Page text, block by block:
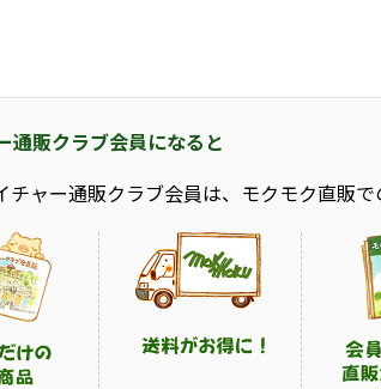
通販クラブ会員になると
チャー通販クラブ会員は、モクモク直販